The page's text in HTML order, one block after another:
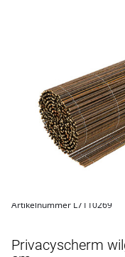
Artikelnummer L7110269
Privacyscherm